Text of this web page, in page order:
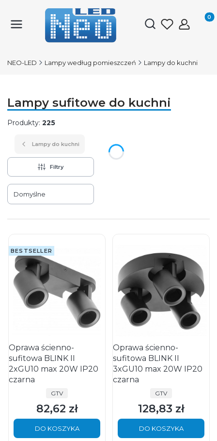
Otwórz
NEO-LED Lampy według pomieszczeń Lampy do kuchni
Lampy sufitowe do kuchni
Produkty: 225
Lampy do kuchni
Filtry
Lista produktów
Domyślne
BESTSELLER
Oprawa ścienno-
sufitowa BLINK II
2xGU10 max 20W IP20
czarna
PRODUCENT
GTV
Cena
82,62 zł
DO KOSZYKA
Oprawa ścienno-
sufitowa BLINK II
3xGU10 max 20W IP20
czarna
PRODUCENT
GTV
Cena
128,83 zł
DO KOSZYKA